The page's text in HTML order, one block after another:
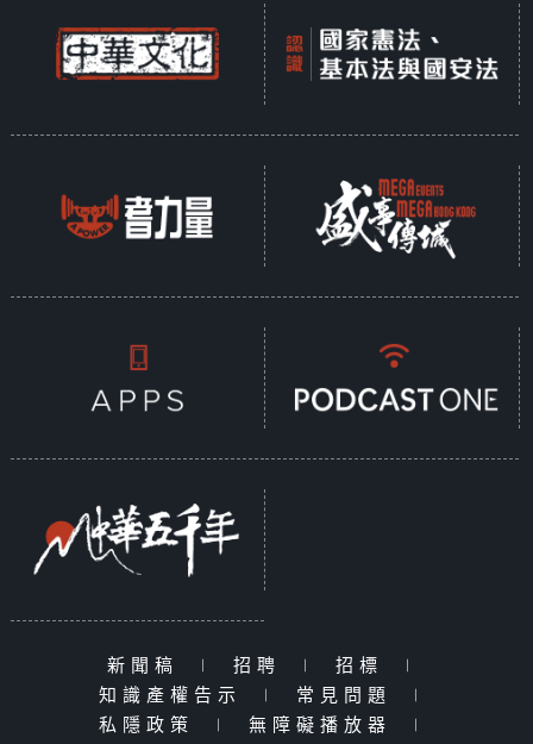
新聞稿 | 招聘 | 招標
|
知識產權告示
| 常見問題
|
私隱政策
| 無障礙播放器 |